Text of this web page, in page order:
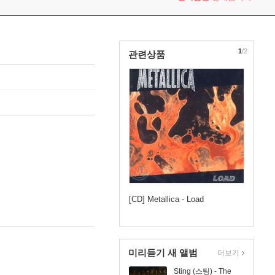
관련상품
[CD] Metallica - Load
1/2
미리듣기 새 앨범
Sting (스팅) - The
더보기